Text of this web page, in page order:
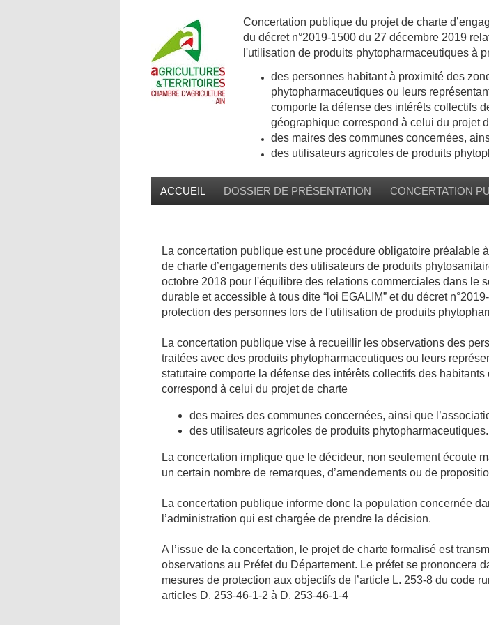
Concertation publique du projet de charte
du décret n°2019-1500 du 27 décembre 2019
l'utilisation de produits phytopharmaceutiques à
des personnes habitant à proximité des
phytopharmaceutiques ou leurs
comporte la défense des intérêts collectifs
géographique correspond à celui du projet
des maires des communes concernées,
des utilisateurs agricoles de produits
CONCERTATION
ACCUEIL DOSSIER DE PRÉSENTATION
La concertation publique est une procédure obligatoire
de charte d’engagements des utilisateurs de produits
octobre 2018 pour l'équilibre des relations commerciales dans le
durable et accessible à tous dite “loi EGALIM” et du décret
protection des personnes lors de l'utilisation de produits
La concertation publique vise à recueillir les observations des
traitées avec des produits phytopharmaceutiques ou leurs
statutaire comporte la défense des intérêts collectifs des
correspond à celui du projet de charte
des maires des communes concernées, ainsi que
des utilisateurs agricoles de produits phytopharmaceutiques.
La concertation implique que le décideur, non seulement écoute
un certain nombre de remarques, d’amendements ou de
La concertation publique informe donc la population concernée
l’administration qui est chargée de prendre la décision.
A l’issue de la concertation, le projet de charte formalisé est
observations au Préfet du Département. Le préfet se prononcera
mesures de protection aux objectifs de l’article L. 253-8 du code
articles D. 253-46-1-2 à D. 253-46-1-4